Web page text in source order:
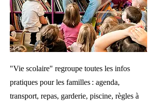
"Vie scolaire" regroupe toutes les infos
pratiques pour les familles : agenda,
transport, repas, garderie, piscine, règles à